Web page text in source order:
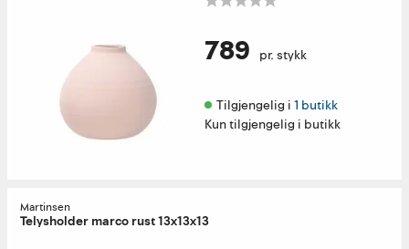
789 pr. stykk
Tilgjengelig i 1 butikk
Kun tilgjengelig i butikk
Martinsen
Telysholder marco rust 13x13x13